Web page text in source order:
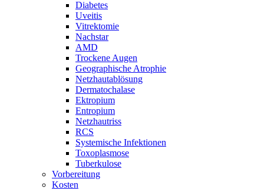
Diabetes
Uveitis
Vitrektomie
Nachstar
AMD
Trockene Augen
Geographische Atrophie
Netzhautablösung
Dermatochalase
Ektropium
Entropium
Netzhautriss
RCS
Systemische Infektionen
Toxoplasmose
Tuberkulose
Vorbereitung
Kosten